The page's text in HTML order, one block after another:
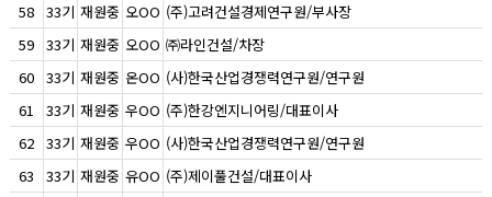
58 33기 재원중 오OO (주)고려건설경제연구원/부사장
59 33기 재원중 오OO ㈜라인건설/차장
60 33기 재원중 온OO (사)한국산업경쟁력연구원/연구원
61
33기 재원중 우OO (주)한강엔지니어링/대표이사
62 33기 재원중 우OO (사)한국산업경쟁력연구원/연구원
63
33기 재원중 유OO (주)제이풀건설/대표이사